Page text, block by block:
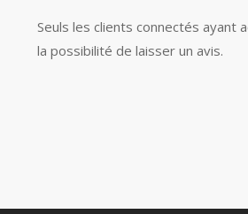
Seuls les clients connectés ayant
la possibilité de laisser un avis.